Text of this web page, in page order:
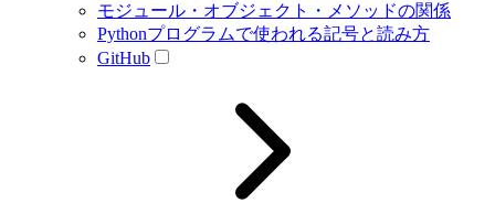
モジュール・オブジェクト・メソッドの関係
Pythonプログラムで使われる記号と読み方
GitHub